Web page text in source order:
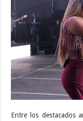
Entre los destacados